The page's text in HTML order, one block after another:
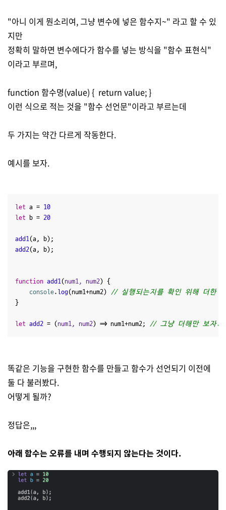
"아니 이게 뭔소리여, 그냥 변수에 넣은 함수지~" 라고 할 수 있
지만
정확히 말하면 변수에다가 함수를 넣는 방식을 "함수 표현식"
이라고 부르며,
function 함수명(value) { return value; }
이런 식으로 적는 것을 "함수 선언문"이라고 부르는데
두 가지는 약간 다르게 작동한다.
예시를 보자.
let a = 10
let b = 20
add1
add2(a, b);
function add1(num1, num2) {
console. log(num1+num2)
// 실행되는지를 확인 위해 더한
}
let add2 = (num1, num2) => num1+num2; // 그냥 더해만 보자.
똑같은 기능을 구현한 함수를 만들고 함수가 선언되기 이전에
둘 다 불러봤다.
어떻게 될까?
정답은,,,
아래 함수는 오류를 내며 수행되지 않는다는 것이다.